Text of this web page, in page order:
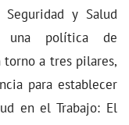
y Salud
una política de
torno a tres pilares,
para establecer
en el Trabajo: El